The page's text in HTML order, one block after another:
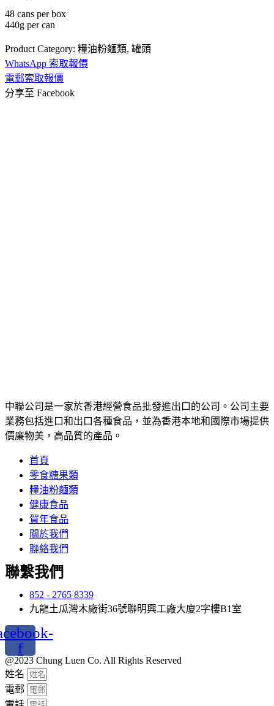
48 cans per box
440g per can
Product Category: 糧油粉麵類, 罐頭
WhatsApp 索取報價
電郵索取報價
分享至 Facebook
中聯公司是一家於香港經營食品批發進出口的公司。公司主要
業務包括進口和出口各種食品，並為香港本地和國際市場提供
價廉物美，高品質的產品。
首頁
零食糖果類
糧油粉麵類
健康食品
賀年食品
關於我們
聯絡我們
聯繫我們
852 - 2765 8339
九龍土瓜灣木廠街36號聯明興工廠大廈2字樓B1室
f
@2023 Chung Luen Co. All Rights Reserved
姓名
電郵